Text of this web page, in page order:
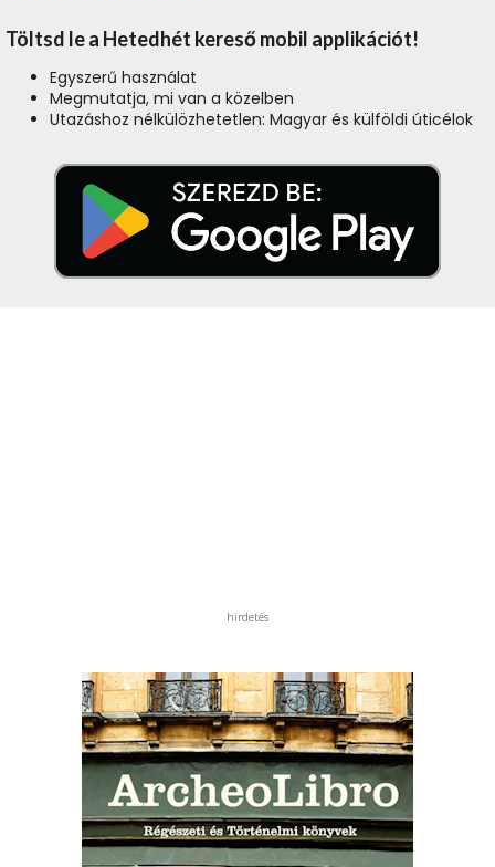
Töltsd le a Hetedhét kereső mobil applikációt!
Egyszerű használat
Megmutatja, mi van a közelben
Utazáshoz nélkülözhetetlen: Magyar és külföldi úticélok
hirdetés